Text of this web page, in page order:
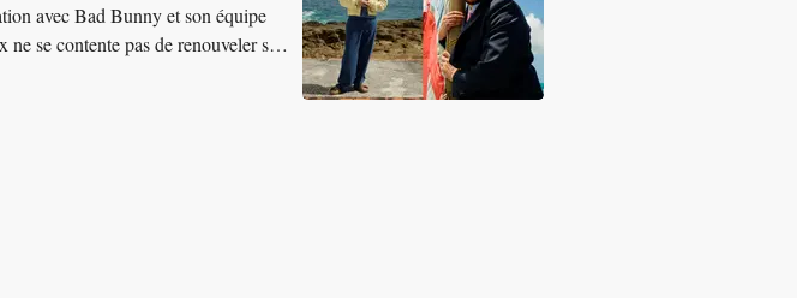
avec Bad Bunny et son équipe
se contente pas de renouveler son